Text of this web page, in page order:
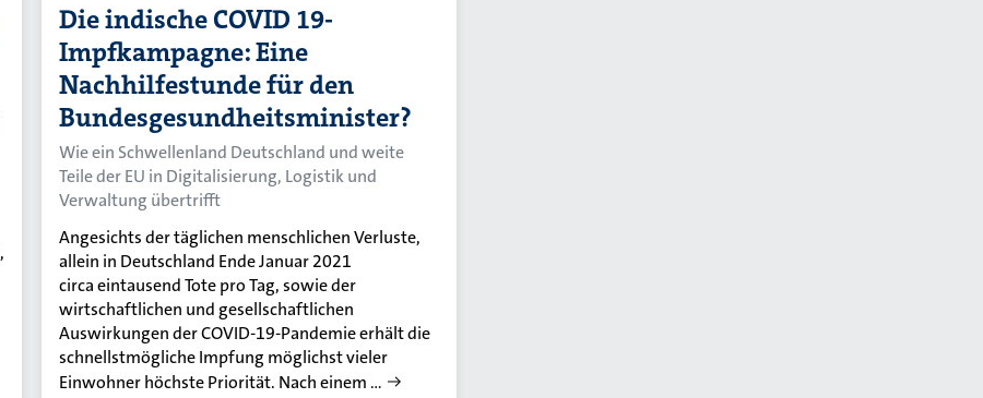
Die indische COVID 19-
Impfkampagne: Eine
Nachhilfestunde für den
Bundesgesundheitsminister?
Wie ein Schwellenland Deutschland und weite
Teile der EU in Digitalisierung, Logistik und
Verwaltung übertrifft
Angesichts der täglichen menschlichen Verluste,
allein in Deutschland Ende Januar 2021
circa eintausend Tote pro Tag, sowie der
wirtschaftlichen und gesellschaftlichen
Auswirkungen der COVID-19-Pandemie erhält die
schnellstmögliche Impfung möglichst vieler
Einwohner höchste Priorität. Nach einem …